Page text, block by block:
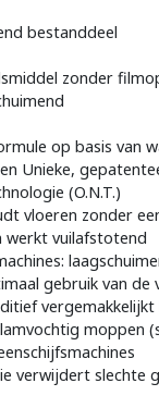
bestanddeel
zonder
op basis van
Unieke,
(O.N.T.)
vloeren zonder
werkt vuilafstotend
gebruik van de
moppen
verwijdert slechte